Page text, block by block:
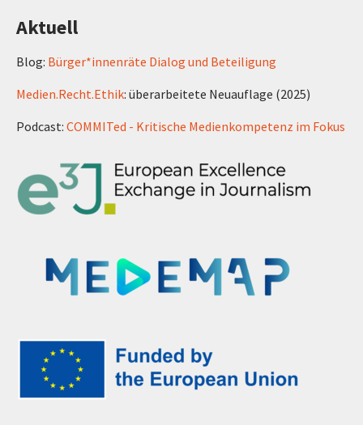
Aktuell
Blog: Bürger*innenräte Dialog und Beteiligung
Medien.Recht.Ethik: überarbeitete Neuauflage (2025)
Podcast: COMMITed - Kritische Medienkompetenz im Fokus